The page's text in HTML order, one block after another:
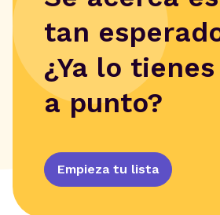
tan
¿Ya lo
a punto?
Empieza tu lista